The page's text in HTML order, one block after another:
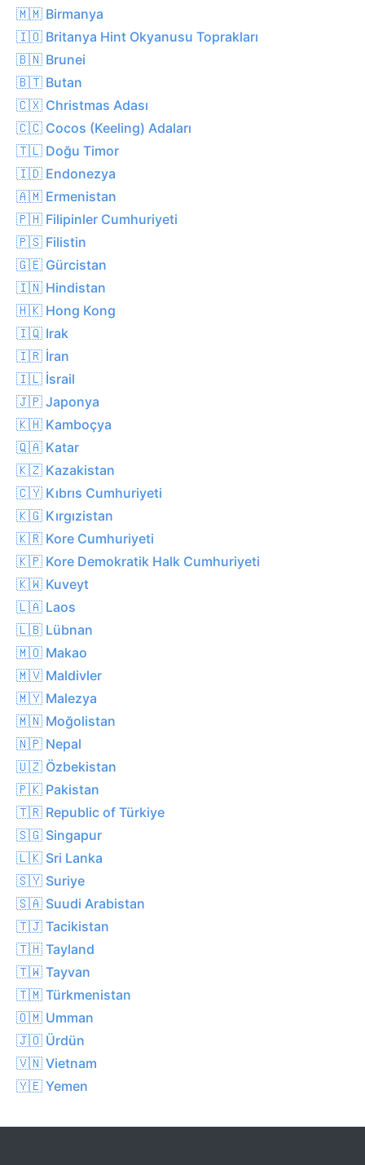
🇲🇲 Birmanya
🇮🇴 Britanya Hint Okyanusu Toprakları
🇧🇳 Brunei
🇧🇹 Butan
🇨🇽 Christmas Adası
🇨🇨 Cocos (Keeling) Adaları
🇹🇱 Doğu Timor
🇮🇩 Endonezya
🇦🇲 Ermenistan
🇵🇭 Filipinler Cumhuriyeti
🇵🇸 Filistin
🇬🇪 Gürcistan
🇮🇳 Hindistan
🇭🇰 Hong Kong
🇮🇶 Irak
🇮🇷 İran
🇮🇱 İsrail
🇯🇵 Japonya
🇰🇭 Kamboçya
🇶🇦 Katar
🇰🇿 Kazakistan
🇨🇾 Kıbrıs Cumhuriyeti
🇰🇬 Kırgızistan
🇰🇷 Kore Cumhuriyeti
🇰🇵 Kore Demokratik Halk Cumhuriyeti
🇰🇼 Kuveyt
🇱🇦 Laos
🇱🇧 Lübnan
🇲🇴 Makao
🇲🇻 Maldivler
🇲🇾 Malezya
🇲🇳 Moğolistan
🇳🇵 Nepal
🇺🇿 Özbekistan
🇵🇰 Pakistan
🇹🇷 Republic of Türkiye
🇸🇬 Singapur
🇱🇰 Sri Lanka
🇸🇾 Suriye
🇸🇦 Suudi Arabistan
🇹🇯 Tacikistan
🇹🇭 Tayland
🇹🇼 Tayvan
🇹🇲 Türkmenistan
🇴🇲 Umman
🇯🇴 Ürdün
🇻🇳 Vietnam
🇾🇪 Yemen